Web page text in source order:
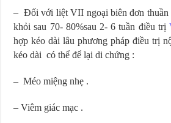
– Đối với liệt VII ngoại biên đơn thuần
khỏi sau 70- 80%sau 2- 6 tuần điều trị
hợp kéo dài lâu phương pháp điều trị
kéo dài có thể để lại di chứng :
– Méo miệng nhẹ .
– Viêm giác mạc .